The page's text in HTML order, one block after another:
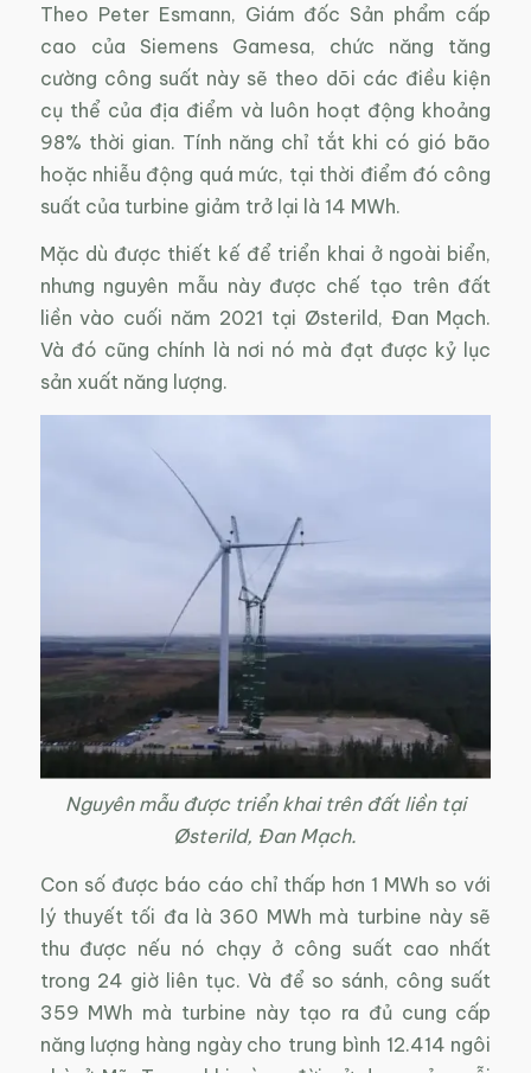
Theo Peter Esmann, Giám đốc Sản phẩm cấp
cao của Siemens Gamesa, chức năng tăng
cường công suất này sẽ theo dõi các điều kiện
cụ thể của địa điểm và luôn hoạt động khoảng
98% thời gian. Tính năng chỉ tắt khi có gió bão
hoặc nhiễu động quá mức, tại thời điểm đó công
suất của turbine giảm trở lại là 14 MWh.
Mặc dù được thiết kế để triển khai ở ngoài biển,
nhưng nguyên mẫu này được chế tạo trên đất
liền vào cuối năm 2021 tại Østerild, Đan Mạch.
Và đó cũng chính là nơi nó mà đạt được kỷ lục
sản xuất năng lượng.
Nguyên mẫu được triển khai trên đất liền tại
Østerild, Đan Mạch.
Con số được báo cáo chỉ thấp hơn 1 MWh so với
lý thuyết tối đa là 360 MWh mà turbine này sẽ
thu được nếu nó chạy ở công suất cao nhất
trong 24 giờ liên tục. Và để so sánh, công suất
359 MWh mà turbine này tạo ra đủ cung cấp
năng lượng hàng ngày cho trung bình 12.414 ngôi